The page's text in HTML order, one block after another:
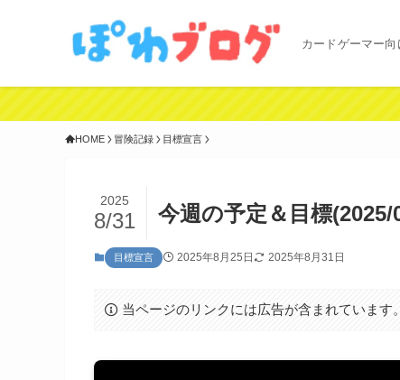
カードゲーマー
HOME 冒険記録 目標宣言
今週の予定＆目標(2025/
2025
8/31
目標宣言 2025年8月25日 2025年8月31日
当ページのリンクには広告が含まれています。